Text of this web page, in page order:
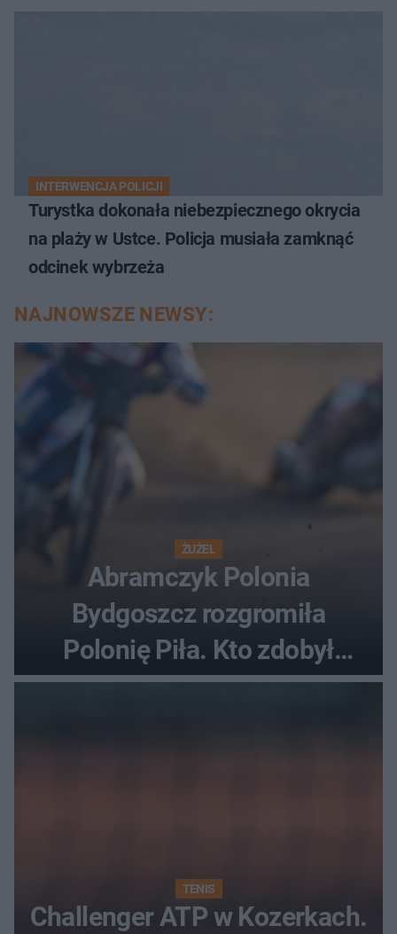
INTERWENCJA POLICJI
Turystka dokonała niebezpiecznego okrycia
na plaży w Ustce. Policja musiała zamknąć
odcinek wybrzeża
NAJNOWSZE NEWSY:
ŻUŻEL
Abramczyk Polonia
Bydgoszcz rozgromiła
Polonię Piła. Kto zdobył
najwięcej punktów?
TENIS
Challenger ATP w Kozerkach.